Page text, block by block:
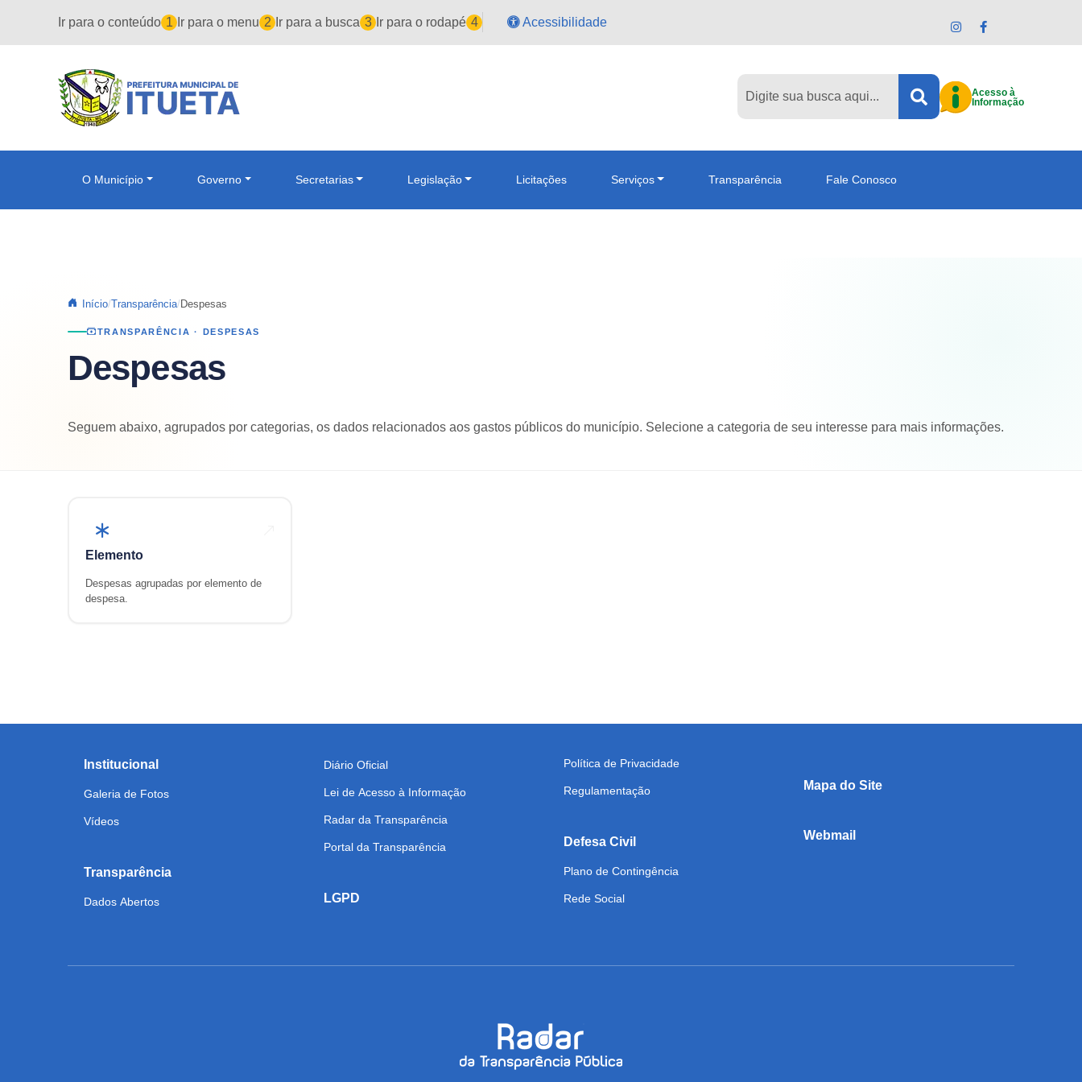
Ir para o conteúdo 1 Ir para o menu 2 Ir para a busca 3 Ir para o rodapé 4 Acessibilidade
Acesso à
Informação
O Município Governo Secretarias Legislação Licitações Serviços Transparência Fale Conosco
Início Transparência Despesas
TRANSPARÊNCIA · DESPESAS
Despesas
Seguem abaixo, agrupados por categorias, os dados relacionados aos gastos públicos do município. Selecione a categoria de seu interesse para mais informações.
Elemento
Despesas agrupadas por elemento de
despesa.
Institucional
Galeria de Fotos
Vídeos
Transparência
Dados Abertos
Diário Oficial
Lei de Acesso à Informação
Radar da Transparência
Portal da Transparência
LGPD
Política de Privacidade
Regulamentação
Defesa Civil
Plano de Contingência
Rede Social
Mapa do Site
Webmail